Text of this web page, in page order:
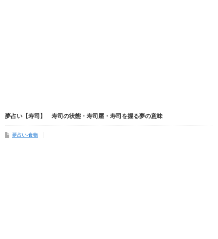
夢占い【寿司】 寿司の状態・寿司屋・寿司を握る夢の意味
夢占い-食物